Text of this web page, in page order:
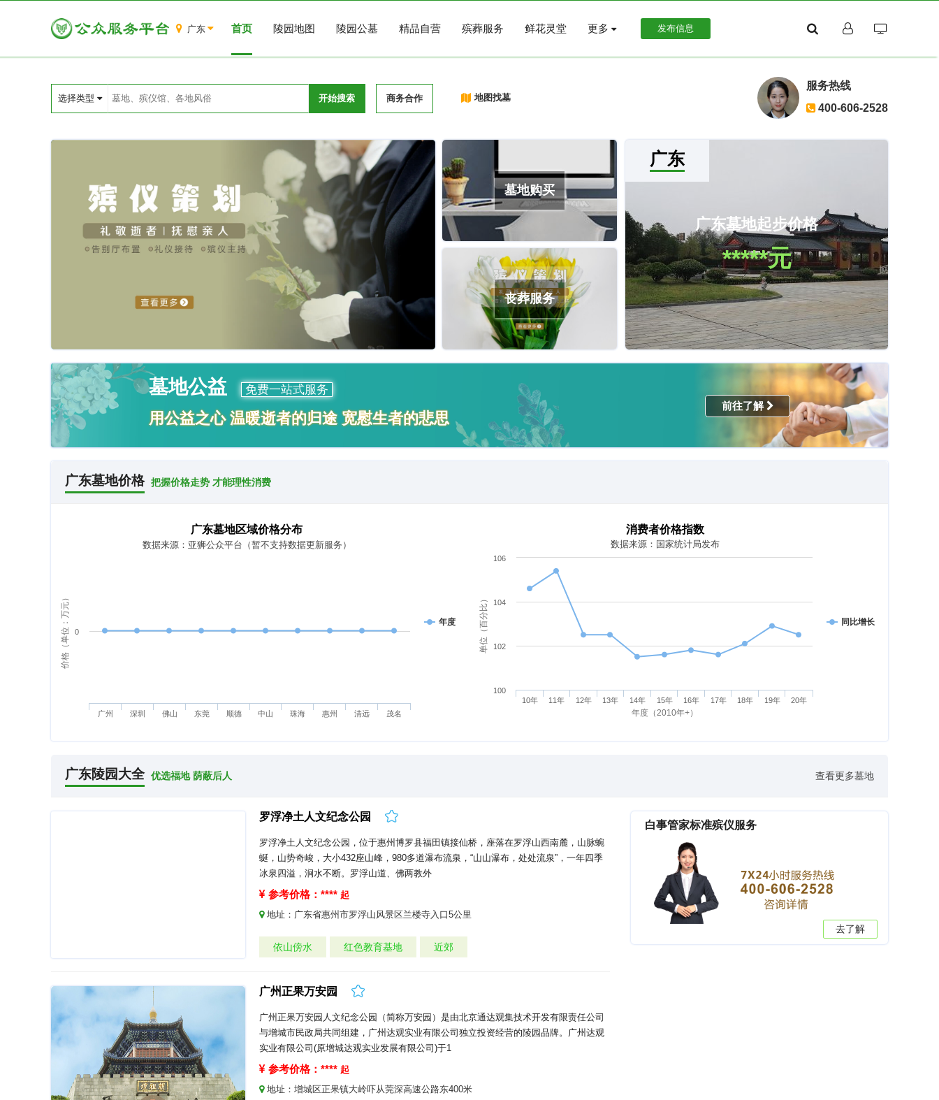
广东 首页 陵园地图 陵园公墓 精品自营 殡葬服务 鲜花灵堂 更多 发布信息
选择类型 开始搜索 商务合作 地图找墓
服务热线
400-606-2528
墓地购买
丧葬服务
广东
广东墓地起步价格
*****元
墓地公益 免费一站式服务
用公益之心 温暖逝者的归途 宽慰生者的悲思
前往了解
广东墓地价格 把握价格走势 才能理性消费
价格（单位：万元）
广东墓地区域价格分布
数据来源：亚狮公众平台（暂不支持数据更新服务）
年度
广州 深圳 佛山 东莞 顺德 中山 珠海 惠州 清远 茂名
0
年度（2010年+）
单位（百分比）
消费者价格指数
数据来源：国家统计局发布
同比增长
10年 11年 12年 13年 14年 15年 16年 17年 18年 19年 20年
102
104
106
100
广东陵园大全 优选福地 荫蔽后人 查看更多墓地
罗浮净土人文纪念公园
罗浮净土人文纪念公园，位于惠州博罗县福田镇接仙桥，座落在罗浮山西南麓，山脉蜿
蜒，山势奇峻，大小432座山峰，980多道瀑布流泉，“山山瀑布，处处流泉”，一年四季
冰泉四溢，涧水不断。罗浮山道、佛两教外
参考价格：**** 起
地址： 广东省惠州市罗浮山风景区兰楼寺入口5公里
依山傍水 红色教育基地 近郊
广州正果万安园
广州正果万安园人文纪念公园（简称万安园）是由北京通达观集技术开发有限责任公司
与增城市民政局共同组建，广州达观实业有限公司独立投资经营的陵园品牌。广州达观
实业有限公司(原增城达观实业发展有限公司)于1
参考价格：**** 起
地址： 增城区正果镇大岭吓从莞深高速公路东400米
白事管家标准殡仪服务
去了解